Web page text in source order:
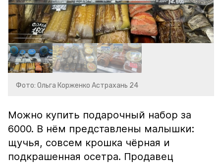
Фото: Ольга Корженко Астрахань 24
Можно купить подарочный набор за
6000. В нём представлены малышки:
щучья, совсем крошка чёрная и
подкрашенная осетра. Продавец